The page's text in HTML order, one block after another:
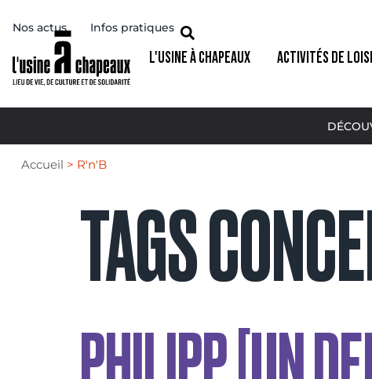
Nos actus Infos pratiques
L'USINE À CHAPEAUX ACTIVITÉS DE
Accueil > R'n'B
TAGS